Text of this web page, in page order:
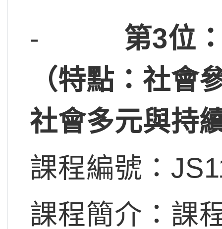
- 第3位
（特點：社會
社會多元與持
課程編號：
課程簡介：課